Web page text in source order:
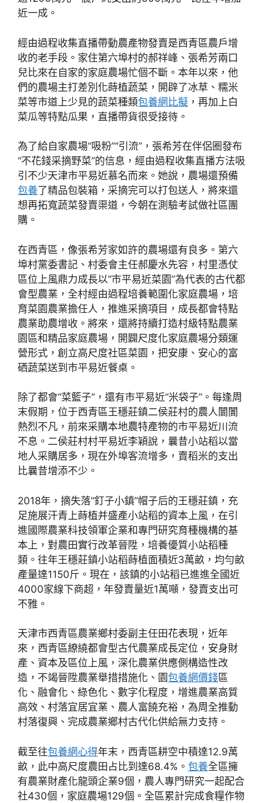
近一成。
經由過程收集直播帶動農產物發賣是西青區農戶增
收的老手段。家住第六埠村的郝祥峰、張希芳兩口
兒比來在自家的家庭農場忙個不斷。本年以來，他
們的農場主打差別化蒔植蔬菜，開辟了冰草、糯米
菜等市道上少見的蔬菜種類包養網比擬 ，再加上白
菜瓜等特點瓜果，直播帶貨很受接待。
為了給自家農場“吸粉”“引流”，張希芳在伴侶圈發布
“不花錢采摘野菜”的信息，經由過程收集直播方法吸
引不少天津市平易近慕名而來。她說，農場還預備
包養了精品包裝箱，采摘完可以打包送人，將來還
想再拓寬蔬菜發賣渠道，今朝在測驗考試做社區團
購。
在西青區，像張希芳家如許的農場還有良多。第六
埠村黨委書記、村委會主任郝慶水先容，村里憑仗
區位上風鼎力成長以“市平易近菜園”為代表的古代都
會型農業，全村經由過程培養範圍化家庭農場，培
育菜園農業擔任人，推進采摘項目，成長都會特點
農業助農增收。將來，還將持續打造村級特點農業
園區和精品家庭農場，開闢尺度化家庭農場分類運
營形式，創立高尺度社區菜園，把安康、安心的富
硒蔬菜送到市平易近餐桌。
除了都會“菜籃子”，還有市平易近“米袋子”。每逢周
末假期，位于西青區王穩莊鎮二侯莊村的農人闤闠
熱烈不凡，前來采購本地農特產物的市平易近川流
不息。二侯莊村村平易近李穎說，曩昔小站稻以當
地人采購居多，現在外埠客流增多，賣稻米的支出
比曩昔增添不少。
2018年，摘失落“釘子小鎮”帽子后的王穩莊鎮，充
足施展汗青上蒔植并盛產小站稻的資本上風，在引
進國際農業科技領軍企業和專門研究育種機構的基
本上，對農田實行改革晉陞，培養優質小站稻種
類。往年王穩莊鎮小站稻蒔植面積近3萬畝，均勻畝
產量達1150斤。現在，該鎮的小站稻已進進全國近
4000家線下商超，年發賣量近1萬噸，發賣支出可
不雅。
天津市西青區農業鄉村委副主任田花表現，近年
來，西青區繚繞都會型古代農業成長定位，安身財
產、資本及區位上風，深化農業供應側構造性改
造，不竭晉陞農業舉措措施化、園包養網價錢區
化、融會化、綠色化、數字化程度，增進農業高質
高效、村落宜居宜業、農人富饒充裕，為周全推動
村落復興、完成農業鄉村古代化供給無力支持。
截至往包養網心得年末，西青區耕空中積達12.9萬
畝，此中高尺度農田占比到達68.4%。 包養全區擁
有農業財產化龍頭企業9個，農人專門研究一起配合
社430個，家庭農場129個。全區累計完成食糧作物